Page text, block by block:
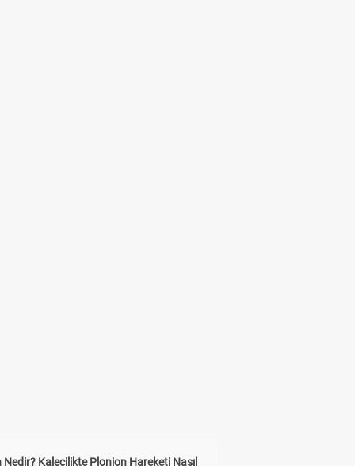
Nedir? Kalecilikte Plonjon Hareketi Nasıl